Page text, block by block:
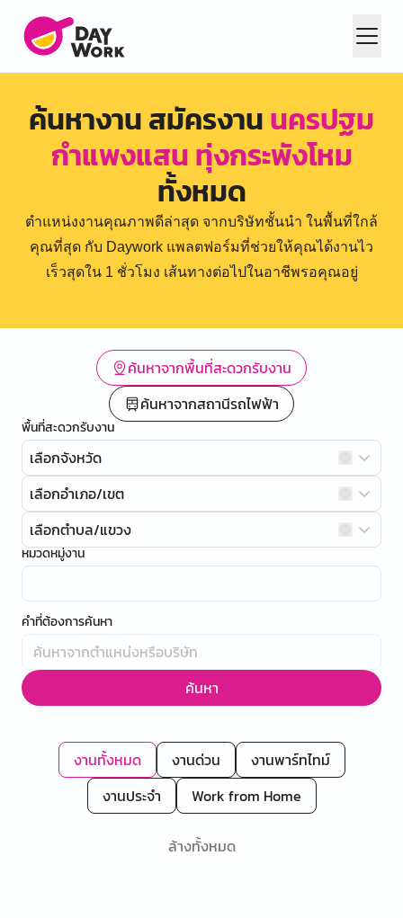
ค้นหางาน สมัครงานนครปฐม
กำแพงแสน ทุ่งกระพังโหม
ทั้งหมด
ตำแหน่งงานคุณภาพดีล่าสุด จากบริษัทชั้นนำ ในพื้นที่ใกล้
คุณที่สุด กับ Daywork แพลตฟอร์มที่ช่วยให้คุณได้งานไว
เร็วสุดใน 1 ชั่วโมง เส้นทางต่อไปในอาชีพรอคุณอยู่
ค้นหาจากพื้นที่สะดวกรับงาน
ค้นหาจากสถานีรถไฟฟ้า
พื้นที่สะดวกรับงาน
เลือกจังหวัด
เลือกอำเภอ/เขต
เลือกตำบล/แขวง
หมวดหมู่งาน
คำที่ต้องการค้นหา
ค้นหา
งานทั้งหมด งานด่วน
งานพาร์ทไทม์
งานประจำ
Work from Home
ล้างทั้งหมด